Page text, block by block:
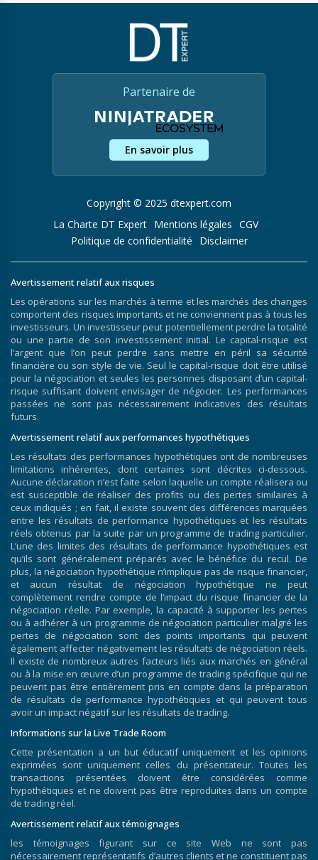
Partenaire de
En savoir plus
Copyright © 2025 dtexpert.com
La Charte DT Expert
Mentions légales CGV
Politique de confidentialité
Disclaimer
Avertissement relatif aux risques
Les opérations sur les marchés à terme et les marchés des changes
comportent des risques importants et ne conviennent pas à tous les
investisseurs. Un investisseur peut potentiellement perdre la totalité
ou une partie de son investissement initial. Le capital-risque est
l’argent que l’on peut perdre sans mettre en péril sa sécurité
financière ou son style de vie. Seul le capital-risque doit être utilisé
pour la négociation et seules les personnes disposant d’un capital-
risque suffisant doivent envisager de négocier. Les performances
passées ne sont pas nécessairement indicatives des résultats
futurs.
Avertissement relatif aux performances hypothétiques
Les résultats des performances hypothétiques ont de nombreuses
limitations inhérentes, dont certaines sont décrites ci-dessous.
Aucune déclaration n’est faite selon laquelle un compte réalisera ou
est susceptible de réaliser des profits ou des pertes similaires à
ceux indiqués ; en fait, il existe souvent des différences marquées
entre les résultats de performance hypothétiques et les résultats
réels obtenus par la suite par un programme de trading particulier.
L’une des limites des résultats de performance hypothétiques est
qu’ils sont généralement préparés avec le bénéfice du recul. De
plus, la négociation hypothétique n’implique pas de risque financier,
et aucun résultat de négociation hypothétique ne peut
complètement rendre compte de l’impact du risque financier de la
négociation réelle. Par exemple, la capacité à supporter les pertes
ou à adhérer à un programme de négociation particulier malgré les
pertes de négociation sont des points importants qui peuvent
également affecter négativement les résultats de négociation réels.
Il existe de nombreux autres facteurs liés aux marchés en général
ou à la mise en œuvre d’un programme de trading spécifique qui ne
peuvent pas être entièrement pris en compte dans la préparation
de résultats de performance hypothétiques et qui peuvent tous
avoir un impact négatif sur les résultats de trading.
Informations sur la Live Trade Room
Cette présentation a un but éducatif uniquement et les opinions
exprimées sont uniquement celles du présentateur. Toutes les
transactions présentées doivent être considérées comme
hypothétiques et ne doivent pas être reproduites dans un compte
de trading réel.
Avertissement relatif aux témoignages
les témoignages figurant sur ce site Web ne sont pas
nécessairement représentatifs d’autres clients et ne constituent pas